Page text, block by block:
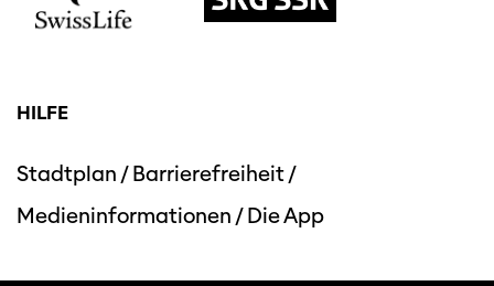
HILFE
Stadtplan /Barrierefreiheit/
Medieninformationen /Die App